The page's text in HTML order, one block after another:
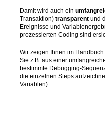
Damit wird auch ein
Transaktion)transparentund
Ereignisse und
prozessierten Coding sind
Wir zeigen Ihnen im
Sie z.B. aus einer
bestimmte Debugging-
die einzelnen Steps
Variablen).